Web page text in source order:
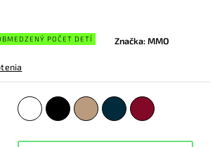
POČET DETÍ Značka:MMO